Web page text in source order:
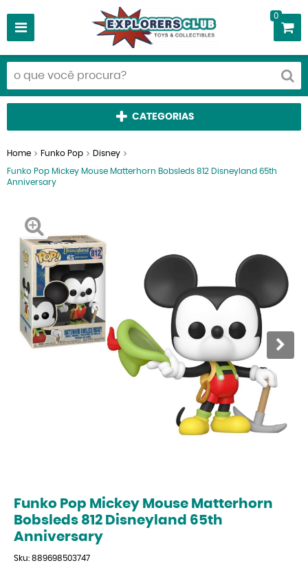
0
CATEGORIAS
Home Funko Pop Disney
Funko Pop Mickey Mouse Matterhorn Bobsleds 812 Disneyland 65th
Anniversary
Funko Pop Mickey Mouse Matterhorn
Bobsleds 812 Disneyland 65th
Anniversary
Sku: 889698503747